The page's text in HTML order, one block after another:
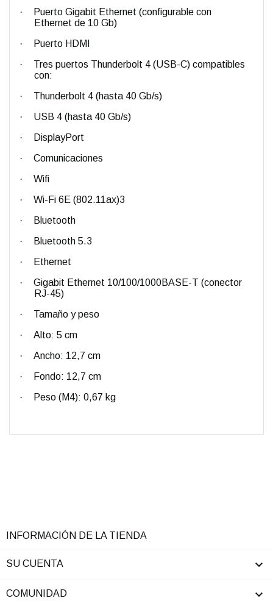
·
Puerto Gigabit Ethernet (configurable con
Ethernet de 10 Gb)
·
Puerto HDMI
·
Tres puertos Thunderbolt 4 (USB-C) compatibles
con:
·
Thunderbolt 4 (hasta 40 Gb/s)
·
USB 4 (hasta 40 Gb/s)
·
DisplayPort
·
Comunicaciones
·
Wifi
·
Wi-Fi 6E (802.11ax)3
·
Bluetooth
·
Bluetooth 5.3
·
Ethernet
·
Gigabit Ethernet 10/100/1000BASE-T (conector
RJ-45)
·
Tamaño y peso
·
Alto: 5 cm
·
Ancho: 12,7 cm
·
Fondo: 12,7 cm
·
Peso (M4): 0,67 kg
INFORMACIÓN DE LA TIENDA
SU CUENTA 
COMUNIDAD 